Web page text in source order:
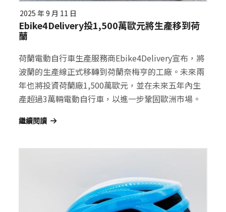
2025 年 9 月 11 日
Ebike4Delivery投1,500萬歐元將生產移到荷
蘭
荷蘭電動自行車生產服務商Ebike4Delivery宣布，將
波蘭的生產線正式移轉到荷蘭奈梅亨的工廠。未來兩
年也將投資荷蘭廠1,500萬歐元，並在未來五年內生
產超過3萬輛電動自行車，以進一步鞏固歐洲市場。
繼續閱讀